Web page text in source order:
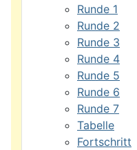
Runde 1
Runde 2
Runde 3
Runde 4
Runde 5
Runde 6
Runde 7
Tabelle
Fortschritt